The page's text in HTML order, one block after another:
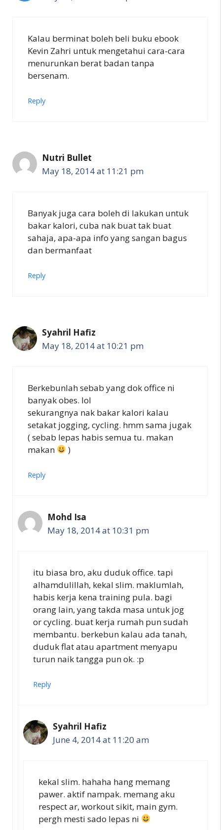
Kalau berminat boleh beli buku ebook
Kevin Zahri untuk mengetahui cara-cara
menurunkan berat badan tanpa
bersenam.
Reply
Nutri Bullet
May 18, 2014 at 11:21 pm
Banyak juga cara boleh di lakukan untuk
bakar kalori, cuba nak buat tak buat
sahaja, apa-apa info yang sangan bagus
dan bermanfaat
Reply
Syahril Hafiz
May 18, 2014 at 10:21 pm
Berkebunlah sebab yang dok office ni
banyak obes. lol
sekurangnya nak bakar kalori kalau
setakat jogging, cycling. hmm sama jugak
( sebab lepas habis semua tu. makan
makan
)
Reply
Mohd Isa
May 18, 2014 at 10:31 pm
itu biasa bro, aku duduk office. tapi
alhamdulillah, kekal slim. maklumlah,
habis kerja kena training pula. bagi
orang lain, yang takda masa untuk jog
or cycling. buat kerja rumah pun sudah
membantu. berkebun kalau ada tanah,
duduk flat atau apartment menyapu
turun naik tangga pun ok. :p
Reply
Syahril Hafiz
June 4, 2014 at 11:20 am
kekal slim. hahaha hang memang
pawer. aktif nampak. memang aku
respect ar, workout sikit, main gym.
pergh mesti sado lepas ni